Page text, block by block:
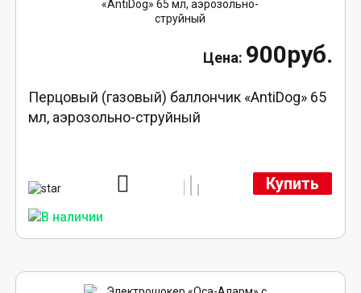
900руб.
Перцовый (газовый) баллончик «AntiDog» 65
мл, аэрозольно-струйный
Купить